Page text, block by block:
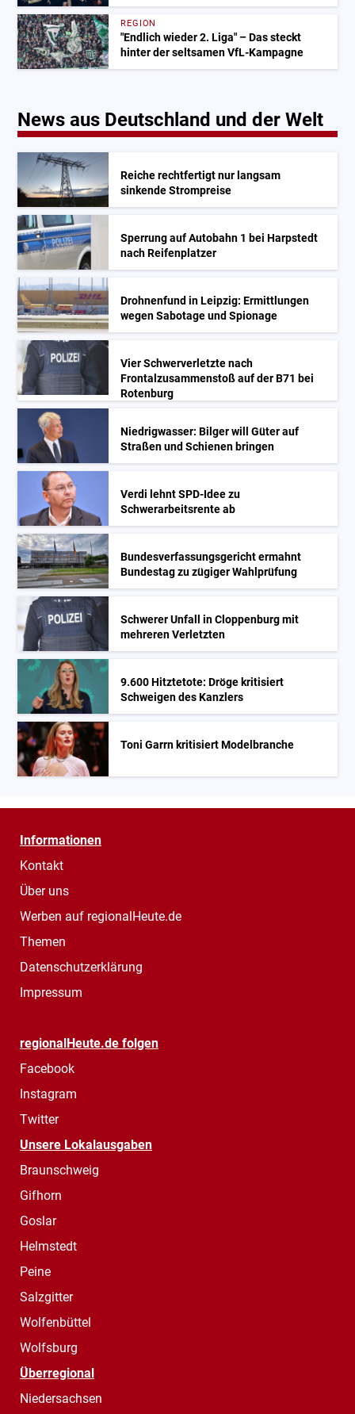
REGION
"Endlich wieder 2. Liga" – Das steckt
hinter der seltsamen VfL-Kampagne
News aus Deutschland und der Welt
Reiche rechtfertigt nur langsam
sinkende Strompreise
Sperrung auf Autobahn 1 bei Harpstedt
nach Reifenplatzer
Drohnenfund in Leipzig: Ermittlungen
wegen Sabotage und Spionage
Vier Schwerverletzte nach
Frontalzusammenstoß auf der B71 bei
Rotenburg
Niedrigwasser: Bilger will Güter auf
Straßen und Schienen bringen
Verdi lehnt SPD-Idee zu
Schwerarbeitsrente ab
Bundesverfassungsgericht ermahnt
Bundestag zu zügiger Wahlprüfung
Schwerer Unfall in Cloppenburg mit
mehreren Verletzten
9.600 Hitztetote: Dröge kritisiert
Schweigen des Kanzlers
Toni Garrn kritisiert Modelbranche
Informationen
Kontakt
Über uns
Werben auf regionalHeute.de
Themen
Datenschutzerklärung
Impressum
regionalHeute.de folgen
Facebook
Instagram
Twitter
Unsere Lokalausgaben
Braunschweig
Gifhorn
Goslar
Helmstedt
Peine
Salzgitter
Wolfenbüttel
Wolfsburg
Überregional
Niedersachsen